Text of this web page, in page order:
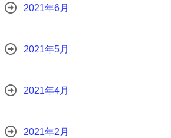
2021年6月
2021年5月
2021年4月
2021年2月